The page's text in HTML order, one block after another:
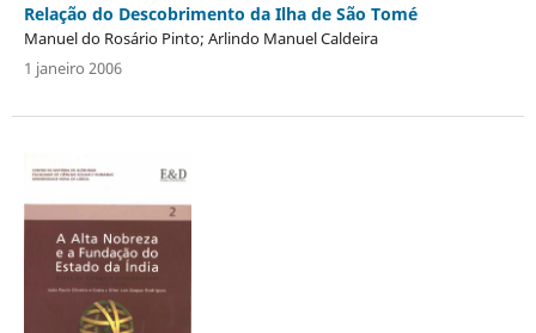
Relação do Descobrimento da Ilha de São Tomé
Manuel do Rosário Pinto; Arlindo Manuel Caldeira
1 janeiro 2006